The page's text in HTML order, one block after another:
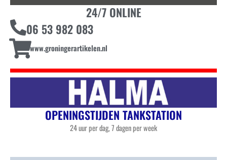
24/7 ONLINE
06 53 982 083
www.groningerartikelen.nl
OPENINGSTIJDEN TANKSTATION
24 uur per dag, 7 dagen per week